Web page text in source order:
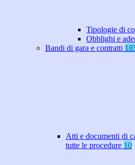
Tipologie di
Obblighi e
Bandi di gara e contratti
Atti e documenti di
tutte le procedure 10